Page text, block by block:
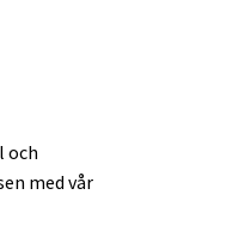
och
med vår